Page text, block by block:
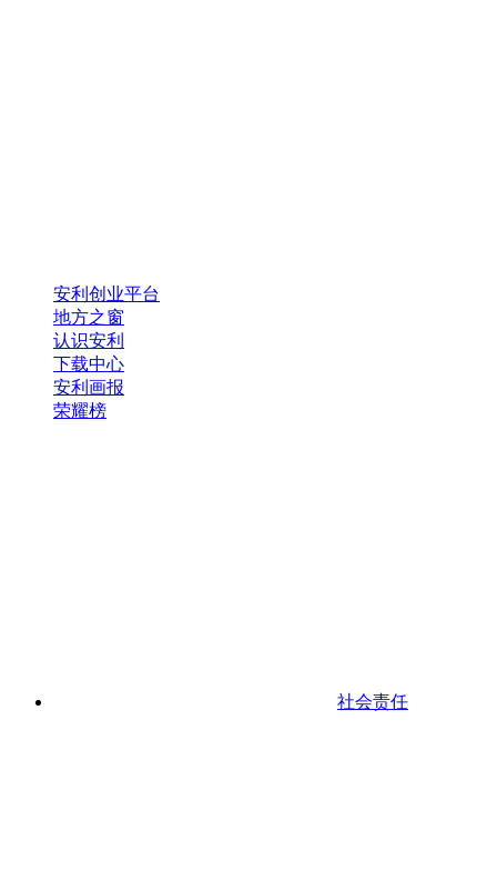
安利创业平台
地方之窗
认识安利
下载中心
安利画报
荣耀榜
社会责任